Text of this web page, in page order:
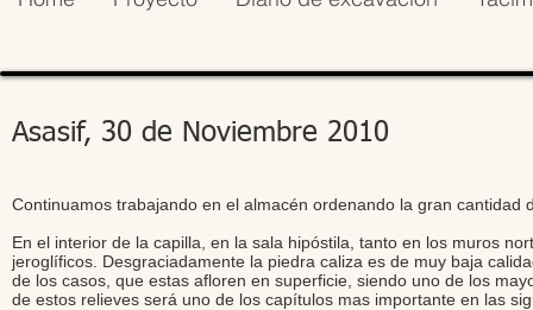
Asasif, 30 de Noviembre 2010
Continuamos trabajando en el almacén ordenando la gran
En el interior de la capilla, en la sala hipóstila, tanto en los muros
jeroglíficos. Desgraciadamente la piedra caliza es de muy baja
de los casos, que estas afloren en superficie, siendo uno de los
de estos relieves será uno de los capítulos mas importante en las